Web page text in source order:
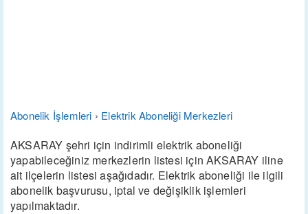
Abonelik İşlemleri › Elektrik Aboneliği Merkezleri
AKSARAY şehri için indirimli elektrik aboneliği
yapabileceğiniz merkezlerin listesi için AKSARAY iline
ait ilçelerin listesi aşağıdadır. Elektrik aboneliği ile ilgili
abonelik başvurusu, iptal ve değişiklik işlemleri
yapılmaktadır.